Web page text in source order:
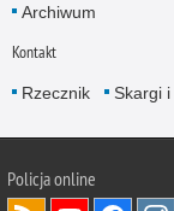
Archiwum
Kontakt
Rzecznik Skargi
Policjaonline